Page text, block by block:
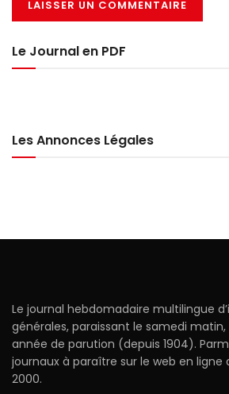
Le Journal en PDF
Les Annonces Légales
Le journal hebdomadaire multilingue
générales, paraissant le samedi matin,
année de parution (depuis 1904).
journaux à paraître sur le web en ligne
2000.